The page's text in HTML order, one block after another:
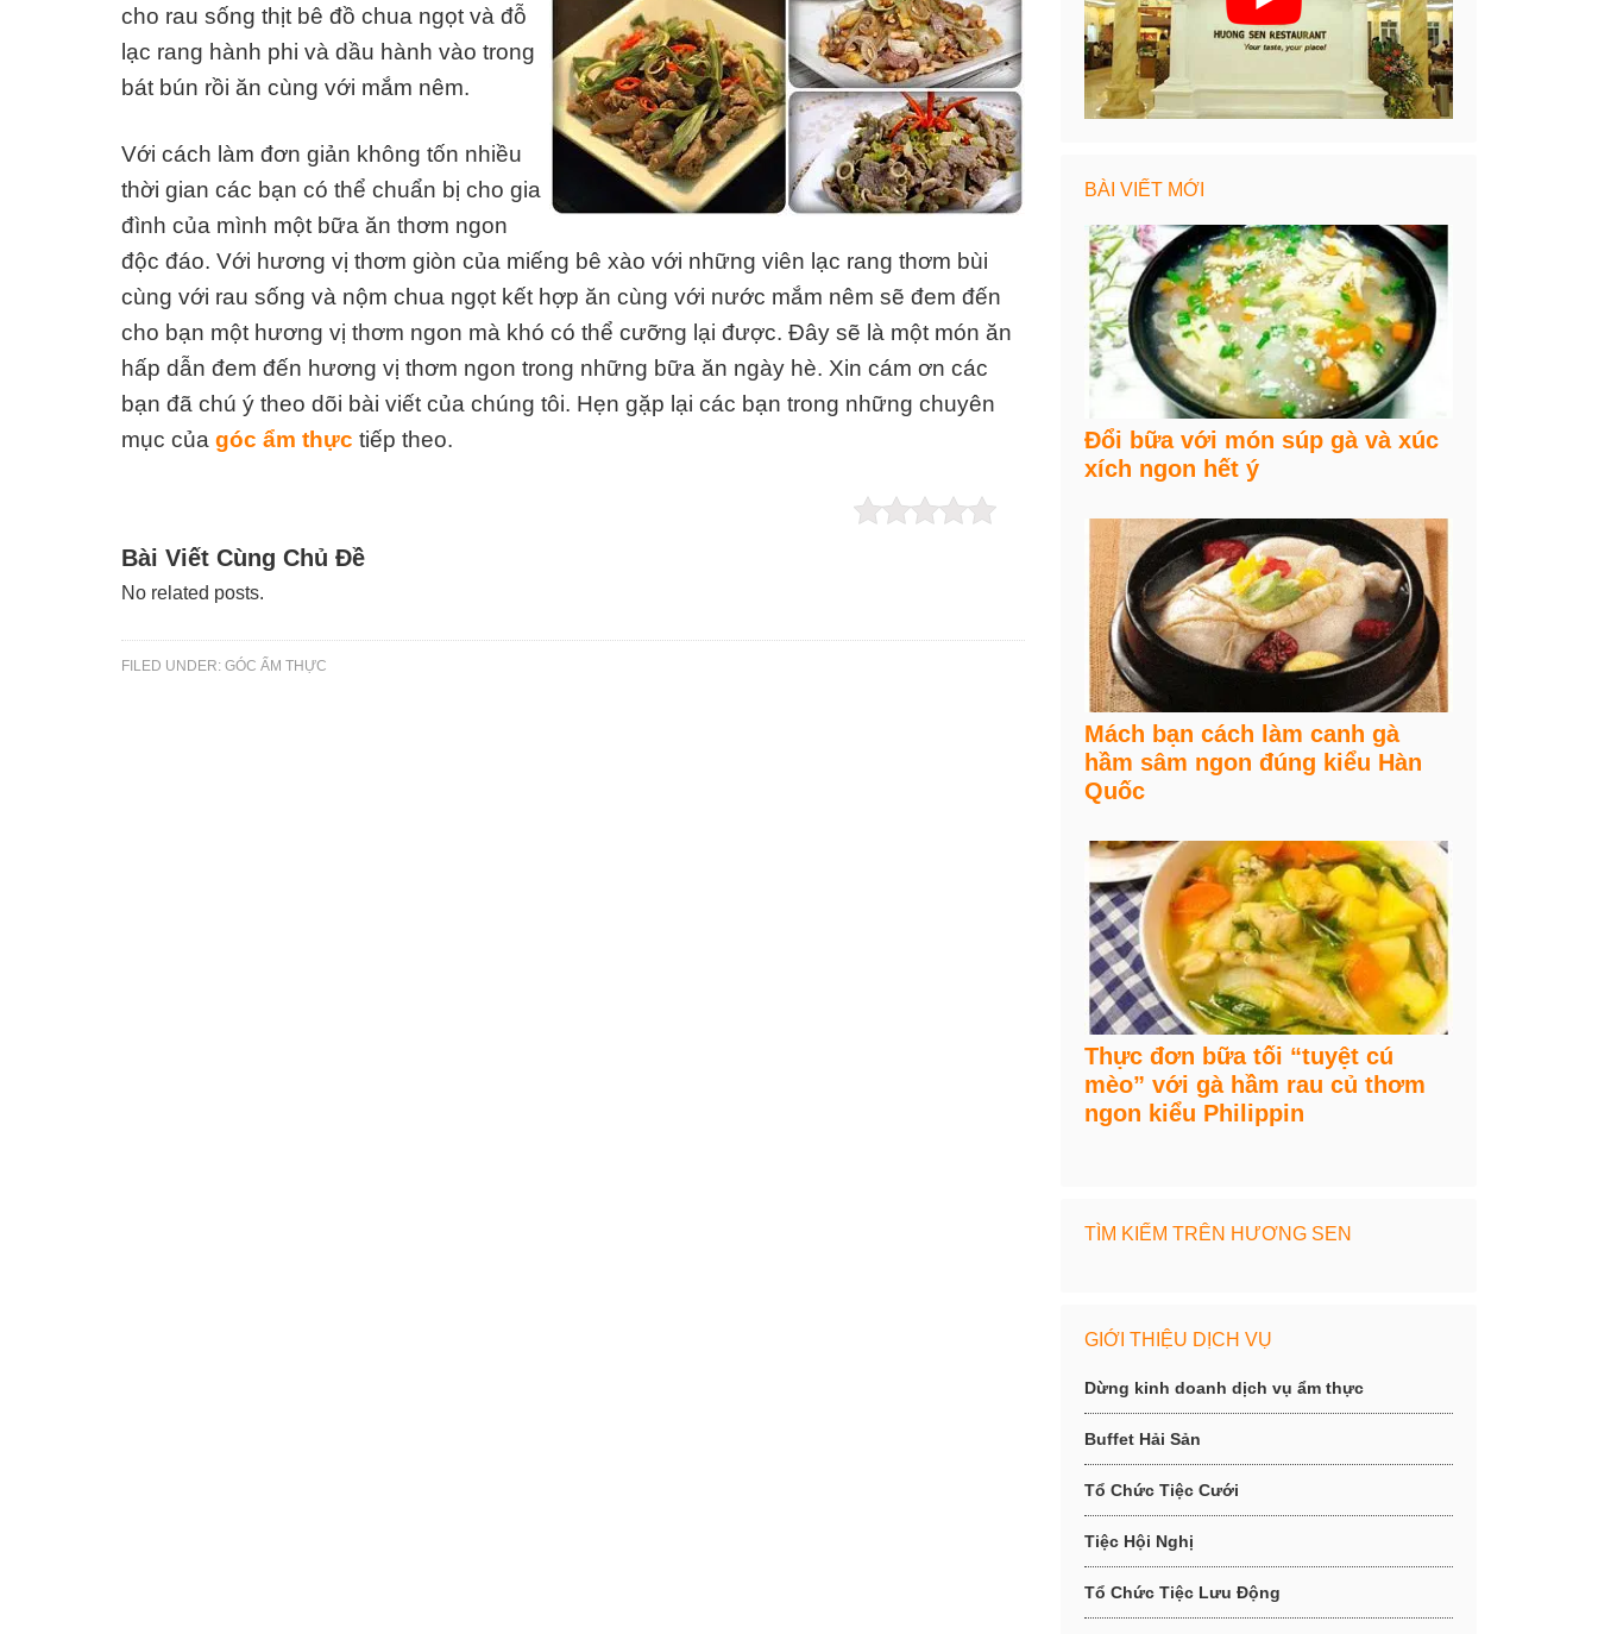
cho rau sống thịt bê đồ chua ngọt và đỗ
lạc rang hành phi và dầu hành vào trong
bát bún rồi ăn cùng với mắm nêm.
Với cách làm đơn giản không tốn nhiều
thời gian các bạn có thể chuẩn bị cho gia
đình của mình một bữa ăn thơm ngon
độc đáo. Với hương vị thơm giòn của miếng bê xào với những viên lạc rang thơm bùi
cùng với rau sống và nộm chua ngọt kết hợp ăn cùng với nước mắm nêm sẽ đem đến
cho bạn một hương vị thơm ngon mà khó có thể cưỡng lại được. Đây sẽ là một món ăn
hấp dẫn đem đến hương vị thơm ngon trong những bữa ăn ngày hè. Xin cám ơn các
bạn đã chú ý theo dõi bài viết của chúng tôi. Hẹn gặp lại các bạn trong những chuyên
mục của góc ẩm thực tiếp theo.
Bài Viết Cùng Chủ Đề
No related posts.
FILED UNDER: GÓC ẨM THỰC
BÀI VIẾT MỚI
Đổi bữa với món súp gà và xúc
xích ngon hết ý
Mách bạn cách làm canh gà
hầm sâm ngon đúng kiểu Hàn
Quốc
Thực đơn bữa tối “tuyệt cú
mèo” với gà hầm rau củ thơm
ngon kiểu Philippin
TÌM KIẾM TRÊN HƯƠNG SEN
GIỚI THIỆU DỊCH VỤ
Dừng kinh doanh dịch vụ ẩm thực
Buffet Hải Sản
Tổ Chức Tiệc Cưới
Tiệc Hội Nghị
Tổ Chức Tiệc Lưu Động